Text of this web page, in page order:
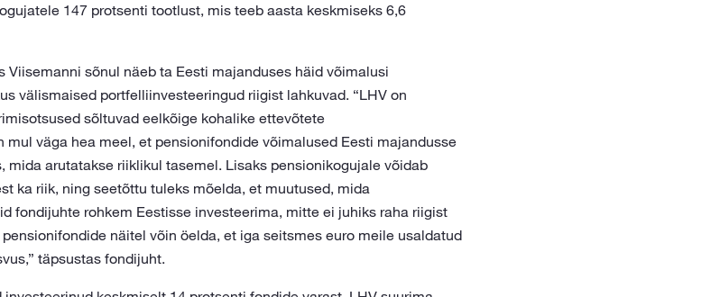
147 protsenti tootlust, mis teeb aasta keskmiseks 6,6
Viisemanni sõnul näeb ta Eesti majanduses häid võimalusi
välismaised portfelliinvesteeringud riigist lahkuvad. “LHV on
sõltuvad eelkõige kohalike ettevõtete
väga hea meel, et pensionifondide võimalused Eesti majandusse
mida arutatakse riiklikul tasemel. Lisaks pensionikogujale võidab
ka riik, ning seetõttu tuleks mõelda, et muutused, mida
fondijuhte rohkem Eestisse investeerima, mitte ei juhiks raha riigist
näitel võin öelda, et iga seitsmes euro meile usaldatud
täpsustas fondijuht.